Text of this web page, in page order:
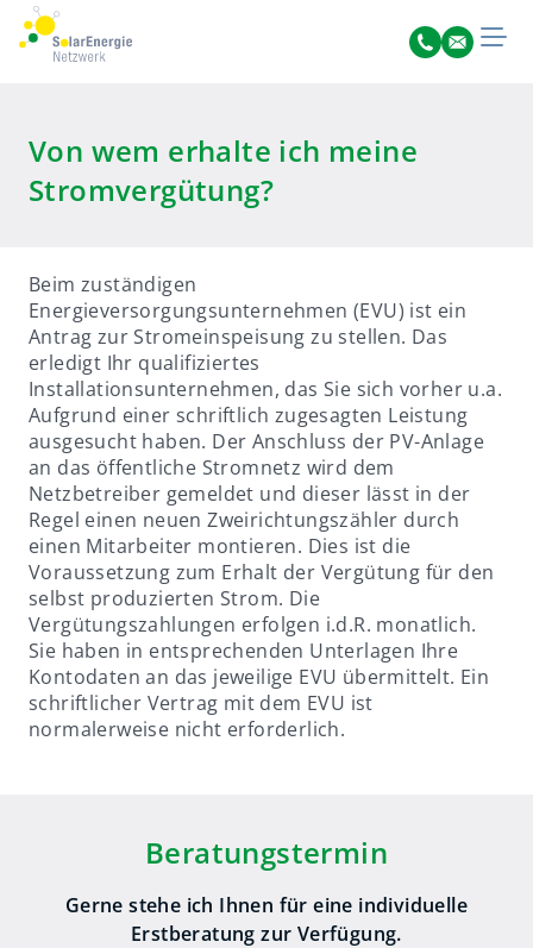
Von wem erhalte ich meine
Stromvergütung?
Beim zuständigen
Energieversorgungsunternehmen (EVU) ist ein
Antrag zur Stromeinspeisung zu stellen. Das
erledigt Ihr qualifiziertes
Installationsunternehmen, das Sie sich vorher u.a.
Aufgrund einer schriftlich zugesagten Leistung
ausgesucht haben. Der Anschluss der PV-Anlage
an das öffentliche Stromnetz wird dem
Netzbetreiber gemeldet und dieser lässt in der
Regel einen neuen Zweirichtungszähler durch
einen Mitarbeiter montieren. Dies ist die
Voraussetzung zum Erhalt der Vergütung für den
selbst produzierten Strom. Die
Vergütungszahlungen erfolgen i.d.R. monatlich.
Sie haben in entsprechenden Unterlagen Ihre
Kontodaten an das jeweilige EVU übermittelt. Ein
schriftlicher Vertrag mit dem EVU ist
normalerweise nicht erforderlich.
Beratungstermin
Gerne stehe ich Ihnen für eine individuelle
Erstberatung zur Verfügung.